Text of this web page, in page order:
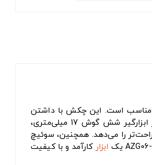
مناسب است. این چکش با داشتن
موتور قدرتمند 1400 وات، می‌تواند با سرعت بالای 3900 ضربه در دقیقه، مصالح سخت و مقاوم را شکسته و خرد کند. این چکش با استفاده از ابزارگیر شش گوش 17 میلی‌متری،
به کاربر امکان کنترل بهتر و راحت‌تر را می‌دهد. همچنین، سوئیچ
ابزار کارآمد و با کیفیت